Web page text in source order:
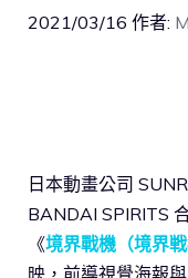
2021/03/16 作者:
日本動畫公司
BANDAI SPIRITS
《境界戰機（境界戦
映，前導視覺海報